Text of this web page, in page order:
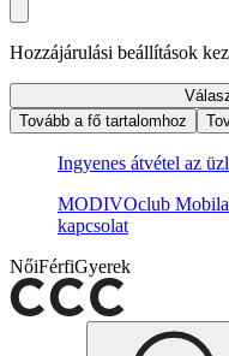
Hozzájárulási beállítások
Tovább a fő tartalomhoz
Ingyenes átvétel az
MODIVOclub
kapcsolat
NőiFérfiGyerek